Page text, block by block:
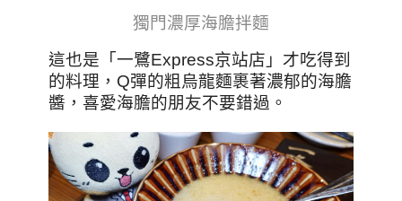
獨門濃厚海膽拌麵
這也是「一鷺Express京站店」才吃得到
的料理，Q彈的粗烏龍麵裹著濃郁的海膽
醬，喜愛海膽的朋友不要錯過。